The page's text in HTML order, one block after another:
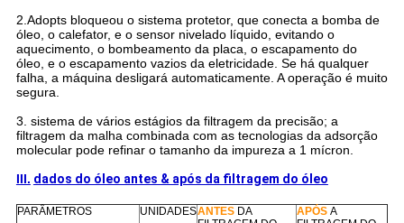
2.Adopts bloqueou o sistema protetor, que conecta a bomba de
óleo, o calefator, e o sensor nivelado líquido, evitando o
aquecimento, o bombeamento da placa, o escapamento do
óleo, e o escapamento vazios da eletricidade. Se há qualquer
falha, a máquina desligará automaticamente. A operação é muito
segura.
3. sistema de vários estágios da filtragem da precisão; a
filtragem da malha combinada com as tecnologias da adsorção
molecular pode refinar o tamanho da impureza a 1 mícron.
III. dados do óleo antes & após da filtragem do óleo
PARÂMETROS UNIDADESANTES DA
APÓS A